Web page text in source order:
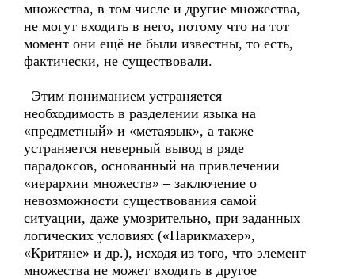
множества, в том числе и другие множества,
не могут входить в него, потому что на тот
момент они ещё не были известны, то есть,
фактически, не существовали.
Этим пониманием устраняется
необходимость в разделении языка на
«предметный» и «метаязык», а также
устраняется неверный вывод в ряде
парадоксов, основанный на привлечении
«иерархии множеств» – заключение о
невозможности существования самой
ситуации, даже умозрительно, при заданных
логических условиях («Парикмахер»,
«Критяне» и др.), исходя из того, что элемент
множества не может входить в другое